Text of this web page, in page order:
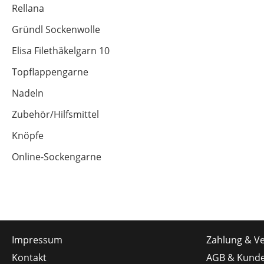
Rellana
Gründl Sockenwolle
Elisa Filethäkelgarn 10
Topflappengarne
Nadeln
Zubehör/Hilfsmittel
Knöpfe
Online-Sockengarne
Impressum
Kontakt
Zahlung &
AGB &